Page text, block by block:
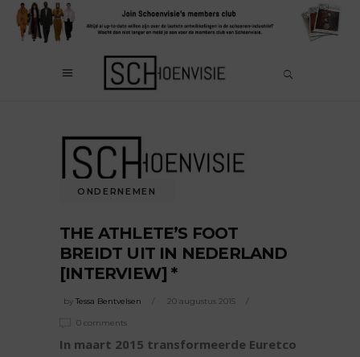
ONDERNEMEN
THE ATHLETE’S FOOT
BREIDT UIT IN NEDERLAND
[INTERVIEW] *
by Tessa Bentvelsen 20 augustus 2015
0 comments
In maart 2015 transformeerde Euretco